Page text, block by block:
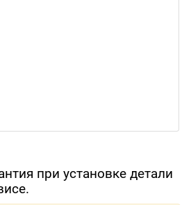
при установке детали